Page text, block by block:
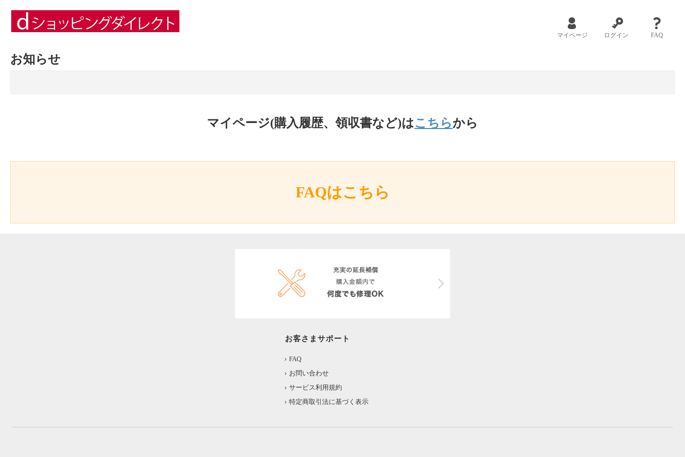
マイページ ログイン FAQ
お知らせ
マイページ(購入履歴、領収書など)はこちらから
FAQはこちら
お客さまサポート
FAQ
お問い合わせ
サービス利用規約
特定商取引法に基づく表示